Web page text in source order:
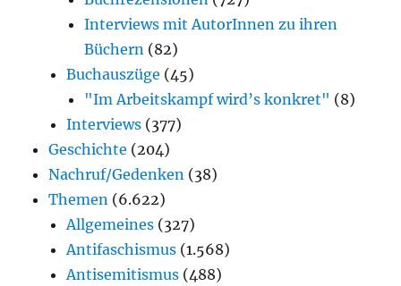
Interviews mit AutorInnen zu ihren
Büchern (82)
Buchauszüge (45)
"Im Arbeitskampf wird’s konkret" (8)
Interviews (377)
Geschichte (204)
Nachruf/Gedenken (38)
Themen (6.622)
Allgemeines (327)
Antifaschismus (1.568)
Antisemitismus (488)